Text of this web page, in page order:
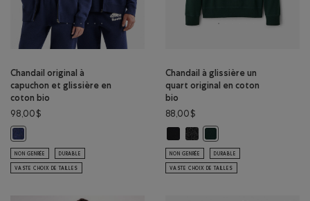
Chandail original à
capuchon et glissière en
coton bio
98,00$
Chandail original à capuchon et glissière en coton bio : MÉLANGE
NON GENRÉE DURABLE
VASTE CHOIX DE TAILLES
Chandail à glissière un
quart original en coton
bio
88,00$
Chandail à glissière un quart
Chandail à glissière un quart
NON GENRÉE DURABLE
VASTE CHOIX DE TAILLES